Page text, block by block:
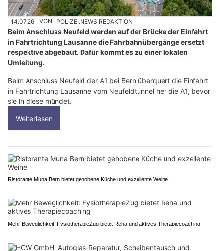
14.07.26 VON POLIZEI.NEWS REDAKTION
Beim Anschluss Neufeld werden auf der Brücke der Einfahrt
in Fahrtrichtung Lausanne die Fahrbahnübergänge ersetzt
respektive abgebaut. Dafür kommt es zu einer lokalen
Umleitung.
Beim Anschluss Neufeld der A1 bei Bern überquert die Einfahrt
in Fahrtrichtung Lausanne vom Neufeldtunnel her die A1, bevor
sie in diese mündet.
Weiterlesen
Ristorante Muna Bern bietet gehobene Küche und exzellente Weine
Mehr Beweglichkeit: FysiotherapieZug bietet Reha und aktives Therapiecoaching